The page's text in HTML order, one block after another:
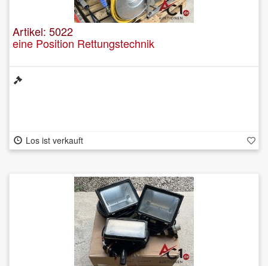
Artikel: 5022
eine Position Rettungstechnik
Los ist verkauft